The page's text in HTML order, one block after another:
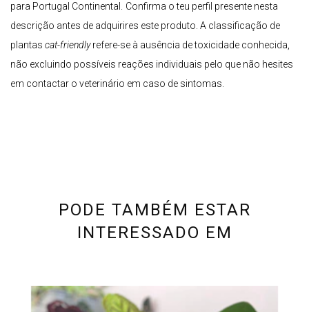
para Portugal Continental.
Confirma o teu perfil presente nesta
descrição antes de adquirires este produto. A classificação de
plantas cat-friendlyrefere-se à ausência de toxicidade conhecida,
não excluindo possíveis reações individuais pelo que não hesites
em contactar o veterinário em caso de sintomas.
PODE TAMBÉM ESTAR
INTERESSADO EM